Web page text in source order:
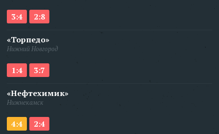
3:4 2:8
«Торпедо»
Нижний Новгород
1:4 3:7
«Нефтехимик»
Нижнекамск
4:4 2:4